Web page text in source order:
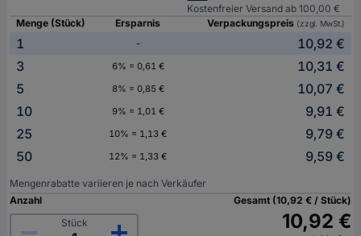
Kostenfreier Versand ab 100,00 €
Menge (Stück)
Ersparnis Verpackungspreis (zzgl. MwSt.)
1 -
10,92 €
3
6% = 0,61 €
10,31 €
5
8% = 0,85 €
10,07 €
10
9% = 1,01 €
9,91 €
25
10% = 1,13 €
9,79 €
50
12% = 1,33 € 9,59 €
Mengenrabatte variieren je nach Verkäufer
Anzahl
Stück
Gesamt (10,92 € / Stück)
10,92 €